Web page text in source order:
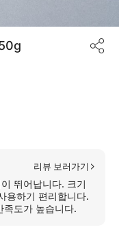
리뷰 보러가기
뛰어납니다. 크기
용하기 편리합니다.
족도가 높습니다.
공